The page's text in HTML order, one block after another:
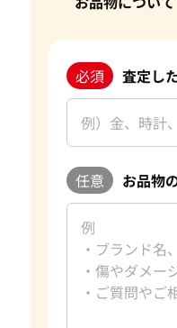
必須 査定し
任意 お品物